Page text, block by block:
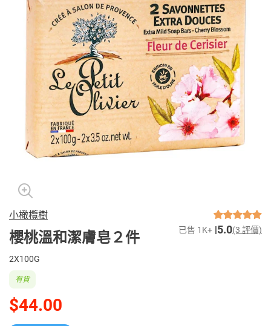
小橄欖樹
櫻桃溫和潔膚皂２件 已售 1K+ 5.0(3 評價)
2X100G
$44.00
有貨